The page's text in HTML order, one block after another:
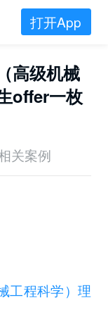
打开App
高级机械
offer一枚
关案例
工程科学）理